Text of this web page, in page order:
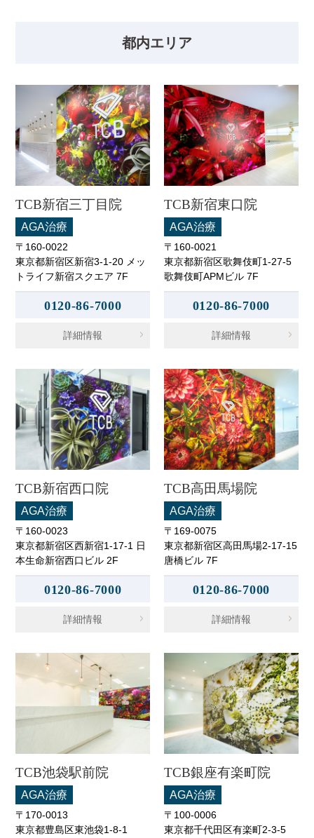
都内エリア
TCB新宿三丁目院
AGA治療
〒160-0022
東京都新宿区新宿3-1-20 メッ
トライフ新宿スクエア 7F
0120-86-7000
詳細情報
TCB新宿東口院
AGA治療
〒160-0021
東京都新宿区歌舞伎町1-27-5
歌舞伎町APMビル 7F
0120-86-7000
詳細情報
TCB新宿西口院
AGA治療
〒160-0023
東京都新宿区西新宿1-17-1 日
本生命新宿西口ビル 2F
0120-86-7000
詳細情報
TCB高田馬場院
AGA治療
〒169-0075
東京都新宿区高田馬場2-17-15
唐橋ビル 7F
0120-86-7000
詳細情報
TCB池袋駅前院
AGA治療
〒170-0013
東京都豊島区東池袋1-8-1
TCB銀座有楽町院
AGA治療
〒100-0006
東京都千代田区有楽町2-3-5